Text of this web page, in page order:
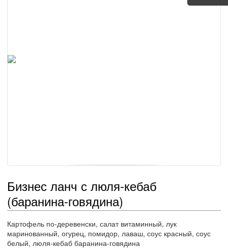
Бизнес ланч с люля-кебаб
(баранина-говядина)
Картофель по-деревенски, салат витаминный, лук
маринованный, огурец, помидор, лаваш, соус красный, соус
белый, люля-кебаб баранина-говядина